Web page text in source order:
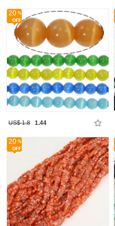
20
US$ 1.8 1.44
20